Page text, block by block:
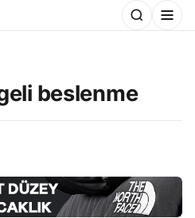
beslenme